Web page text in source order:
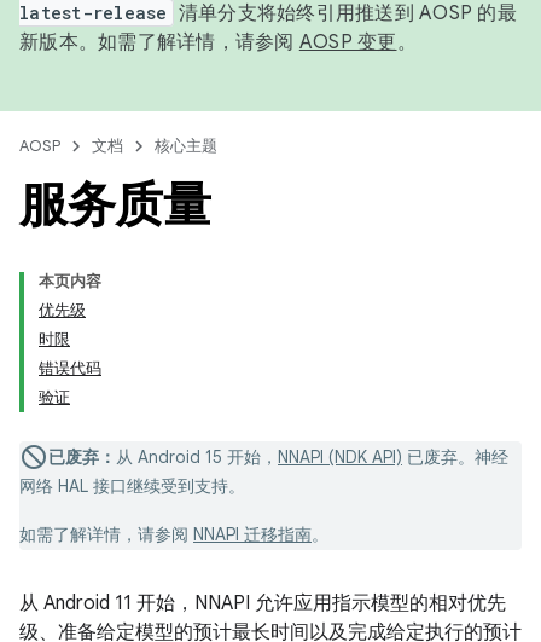
latest-release 清单分支将始终引用推送到 AOSP 的最
新版本。如需了解详情，请参阅 AOSP 变更。
AOSP 文档 核心主题
服务质量
本页内容
优先级
时限
错误代码
验证
已废弃： 从 Android 15 开始， NNAPI (NDK API) 已废弃。神经
网络 HAL 接口继续受到支持。
如需了解详情，请参阅 NNAPI 迁移指南。
从 Android 11 开始，NNAPI 允许应用指示模型的相对优先
级、准备给定模型的预计最长时间以及完成给定执行的预计